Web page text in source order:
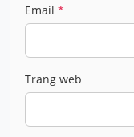
Email *
Trang web